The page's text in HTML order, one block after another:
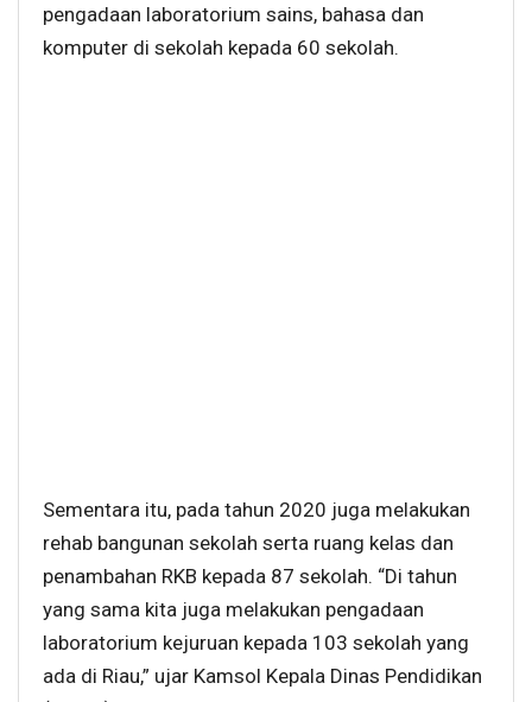
pengadaan laboratorium sains, bahasa dan
komputer di sekolah kepada 60 sekolah.
Sementara itu, pada tahun 2020 juga melakukan
rehab bangunan sekolah serta ruang kelas dan
penambahan RKB kepada 87 sekolah. “Di tahun
yang sama kita juga melakukan pengadaan
laboratorium kejuruan kepada 103 sekolah yang
ada di Riau,” ujar Kamsol Kepala Dinas Pendidikan